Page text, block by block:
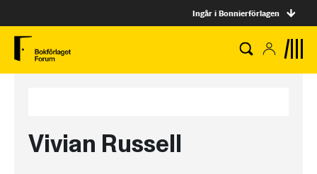
Ingår i Bonnierförlagen
Vivian Russell